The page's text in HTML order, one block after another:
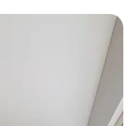
appréciés